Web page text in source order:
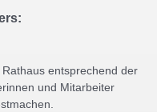
entsprechend der
und Mitarbeiter